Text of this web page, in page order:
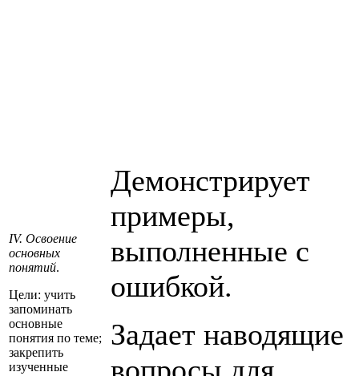
IV. Освоение
основных
понятий.
Цели: учить
запоминать
основные
понятия по теме;
закрепить
изученные
Демонстрирует
примеры,
выполненные с
ошибкой.
Задает наводящие